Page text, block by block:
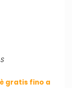
gratis fino a